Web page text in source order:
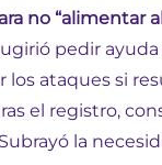
no “alimentar
pedir ayuda
los ataques si
el registro,
la